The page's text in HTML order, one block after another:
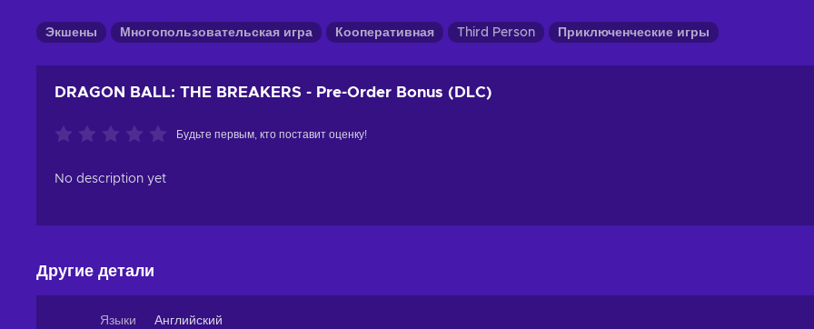
Экшены Многопользовательская игра Кооперативная Third Person Приключенческие игры
DRAGON BALL: THE BREAKERS - Pre-Order Bonus (DLC)
Будьте первым, кто поставит оценку!
No description yet
Другие детали
Языки
Английский